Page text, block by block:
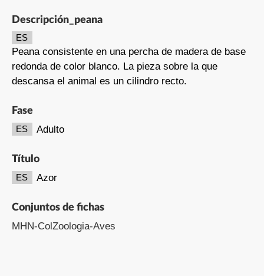
Descripción_peana
ES
Peana consistente en una percha de madera de base
redonda de color blanco. La pieza sobre la que
descansa el animal es un cilindro recto.
Fase
ES Adulto
Título
ES Azor
Conjuntos de fichas
MHN-ColZoologia-Aves